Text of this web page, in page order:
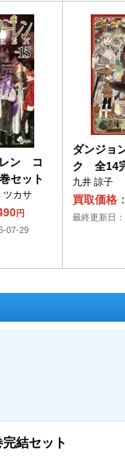
ン コ
セット
ツカサ
円
07-29
ダンジョ
ク 全14
九井 諒子
買取価格
最終更新日
結セット